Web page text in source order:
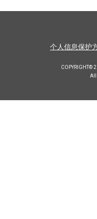
个人信息保护
COPYRIGHT©
All